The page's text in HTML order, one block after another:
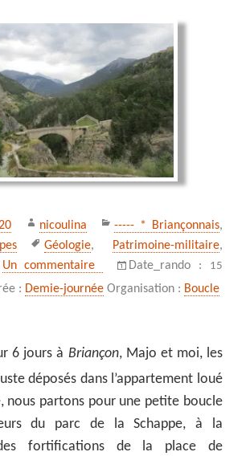
Auteur
nicoulina Catégories
----- * Briançonnais,
Mots-
clés
Géologie, Patrimoine-militaire,
Un commentaire sur Briançon : le fort des
Date_rando :
15
: Demie-journée Organisation : Boucle
6 jours à Briançon, Majo et moi, les
déposés dans l’appartement loué
nous partons pour une petite boucle
du parc de la Schappe, à la
fortifications de la place de